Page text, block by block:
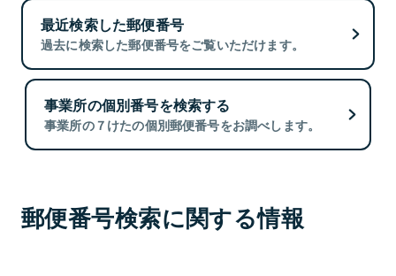
最近検索した郵便番号
過去に検索した郵便番号をご覧いただけます。
事業所の個別番号を検索する
事業所の７けたの個別郵便番号をお調べします。
郵便番号検索に関する情報